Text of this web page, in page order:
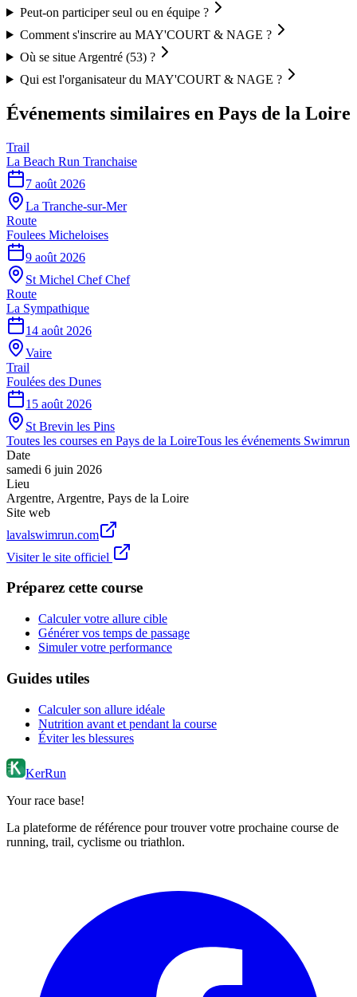
Peut-on participer seul ou en équipe ?
Comment s'inscrire au MAY'COURT & NAGE ?
Où se situe Argentré (53) ?
Qui est l'organisateur du MAY'COURT & NAGE ?
Événements similaires en Pays de la Loire
Trail
La Beach Run Tranchaise
7 août 2026
La Tranche-sur-Mer
Route
Foulees Micheloises
9 août 2026
St Michel Chef Chef
Route
La Sympathique
14 août 2026
Vaire
Trail
Foulées des Dunes
15 août 2026
St Brevin les Pins
Toutes les courses en Pays de la LoireTous les événements Swimrun
Date
samedi 6 juin 2026
Lieu
Argentre, Argentre, Pays de la Loire
Site web
lavalswimrun.com
Visiter le site officiel
Préparez cette course
Calculer votre allure cible
Générer vos temps de passage
Simuler votre performance
Guides utiles
Calculer son allure idéale
Nutrition avant et pendant la course
Éviter les blessures
KerRun
Your race base!
La plateforme de référence pour trouver votre prochaine course de
running, trail, cyclisme ou triathlon.